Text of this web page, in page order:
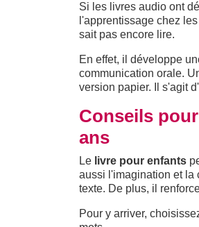
Si les livres audio ont
l'apprentissage chez
sait pas encore lire.
En effet, il développe
communication orale.
version papier. Il s'agit
Conseils
ans
Le livre pour enfants
aussi l'imagination et la
texte. De plus, il
Pour y arriver,